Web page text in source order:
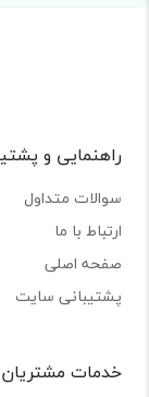
راهنمایی و
سوالات متداول
ارتباط با ما
صفحه اصلی
پشتیبانی سایت
خدمات مشتریان